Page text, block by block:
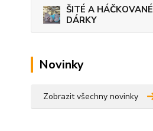
ŠITÉ A HÁČKOVANÉ
DÁRKY
Novinky
Zobrazit všechny novinky